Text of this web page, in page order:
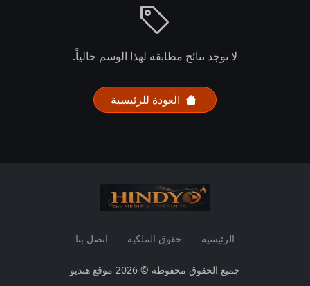
لا توجد نتائج مطابقة لهذا الوسم حالياً.
العودة للرئيسية
الرئيسية حقوق الملكية اتصل بنا
جميع الحقوق محفوظة © 2026 موقع هنديو